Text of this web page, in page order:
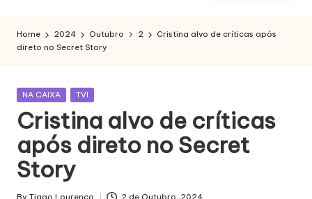
A
C
A
I
X
A
Q
U
Programas,
e
Bastidores
Home 2024 Outubro 2
Cristina alvo de críticas após
direto no Secret Story
Posted
NA CAIXA TVI
Cristina alvo de críticas
após direto no Secret
Story